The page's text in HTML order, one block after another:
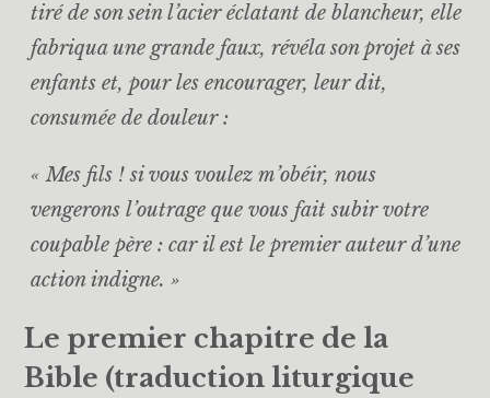
tiré de son sein l’acier éclatant de blancheur, elle
fabriqua une grande faux, révéla son projet à ses
enfants et, pour les encourager, leur dit,
consumée de douleur :
« Mes fils ! si vous voulez m’obéir, nous
vengerons l’outrage que vous fait subir votre
coupable père : car il est le premier auteur d’une
action indigne. »
Le premier chapitre de la
Bible (traduction liturgique